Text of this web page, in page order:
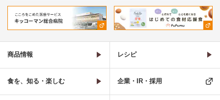
商品情報 レシピ
食を、知る・楽しむ 企業・IR・採用